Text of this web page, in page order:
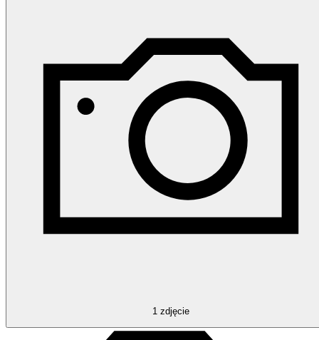
1 zdjęcie